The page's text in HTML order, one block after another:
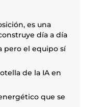
es una
día a día
pero el equipo sí
de la IA en
que se